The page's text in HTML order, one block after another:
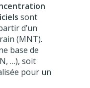
sont
d’un
(MNT).
base de
…), soit
pour un